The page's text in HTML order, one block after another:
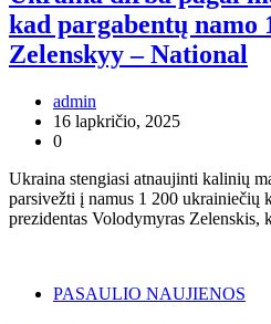
kad pargabentų namo
Zelenskyy – National
admin
16 lapkričio, 2025
0
Ukraina stengiasi atnaujinti kalinių
parsivežti į namus 1 200 ukrainiečių
prezidentas Volodymyras
PASAULIO NAUJIENOS